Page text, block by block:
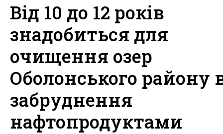
Від 10 до 12 років
знадобиться для
очищення озер
Оболонського району
забруднення
нафтопродуктами